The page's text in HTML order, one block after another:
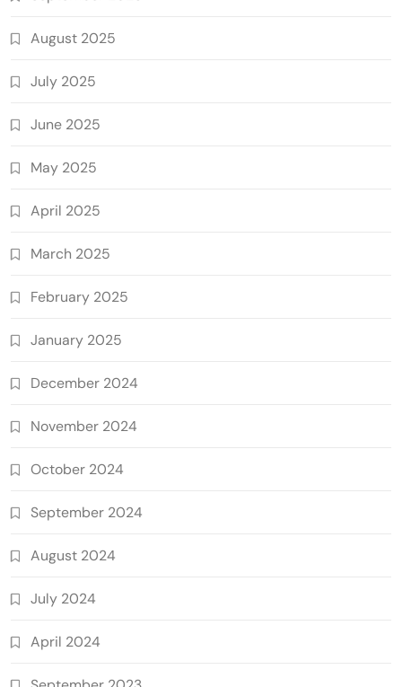
August 2025
July 2025
June 2025
May 2025
April 2025
March 2025
February 2025
January 2025
December 2024
November 2024
October 2024
September 2024
August 2024
July 2024
April 2024